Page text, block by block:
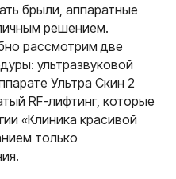
брыли, аппаратные
решением.
рассмотрим две
ультразвуковой
Ультра Скин 2
RF-лифтинг, которые
«Клиника красивой
только
ll)